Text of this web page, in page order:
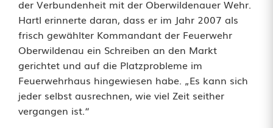
e
F
e
u
e
der Verbundenheit mit der Oberwildenauer Wehr.
Hartl erinnerte daran, dass er im Jahr 2007 als
frisch gewählter Kommandant der Feuerwehr
Oberwildenau ein Schreiben an den Markt
gerichtet und auf die Platzprobleme im
Feuerwehrhaus hingewiesen habe. „Es kann sich
jeder selbst ausrechnen, wie viel Zeit seither
vergangen ist.“